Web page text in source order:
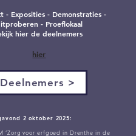
- Exposities - Demonstraties -
- Proeflokaal
hier de deelnemers
hier
Deelnemers >
2 oktober 2025:
‘Zorg voor erfgoed in Drenthe in de